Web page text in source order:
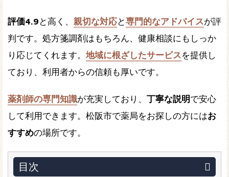
評価4.9 と高く、 親切な対応と専門的なアドバイスが評
判です。処方箋調剤はもちろん、健康相談にもしっか
り応じてくれます。 地域に根ざしたサービスを提供し
ており、利用者からの信頼も厚いです。
薬剤師の専門知識が充実しており、 丁寧な説明で安心
して利用できます。松阪市で薬局をお探しの方にはお
すすめの場所です。
目次